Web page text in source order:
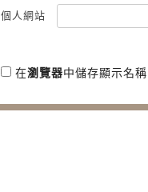
個人網站
在瀏覽器中儲存顯示名